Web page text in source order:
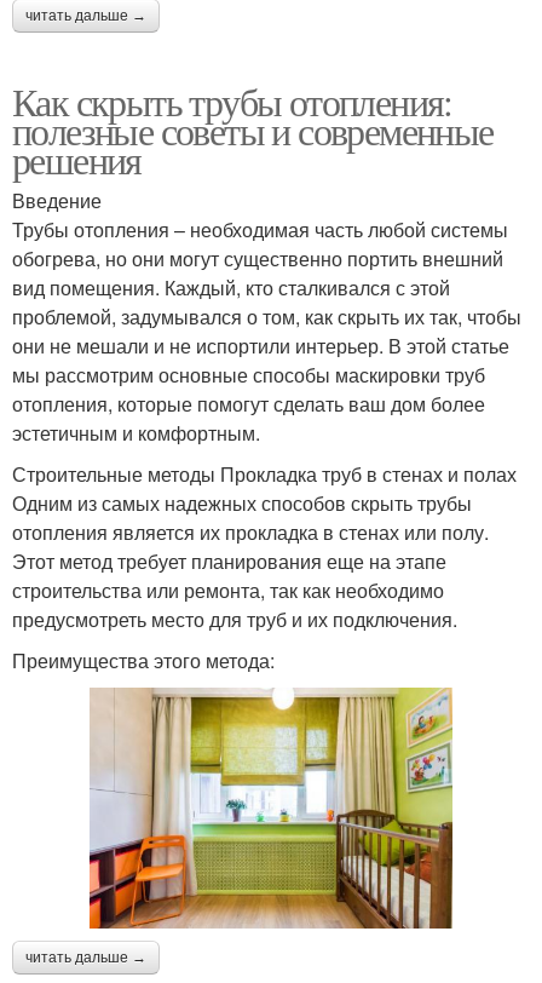
читать дальше →
Как скрыть трубы отопления:
полезные советы и современные
решения
Введение
Трубы отопления – необходимая часть любой системы
обогрева, но они могут существенно портить внешний
вид помещения. Каждый, кто сталкивался с этой
проблемой, задумывался о том, как скрыть их так, чтобы
они не мешали и не испортили интерьер. В этой статье
мы рассмотрим основные способы маскировки труб
отопления, которые помогут сделать ваш дом более
эстетичным и комфортным.
Строительные методы Прокладка труб в стенах и полах
Одним из самых надежных способов скрыть трубы
отопления является их прокладка в стенах или полу.
Этот метод требует планирования еще на этапе
строительства или ремонта, так как необходимо
предусмотреть место для труб и их подключения.
Преимущества этого метода:
читать дальше →